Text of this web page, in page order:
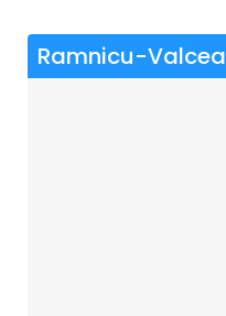
Ramnicu-Valcea